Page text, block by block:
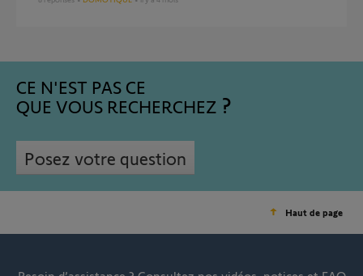
CE N'EST PAS CE
QUE VOUS RECHERCHEZ
Posez votre question
Haut de page